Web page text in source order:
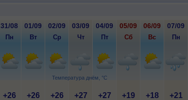
Температура днём, °C
31/08 01/09 02/09 03/09 04/09 05/09 06/09 07/09
Пн Вт Ср Чт Пт Сб Вс Пн
+26 +26 +26 +27 +27 +19 +18 +21